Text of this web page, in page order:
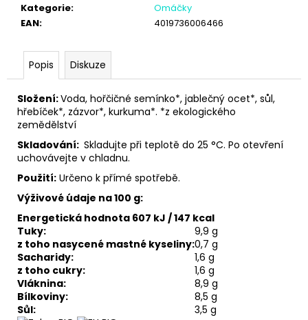
Kategorie:
Omáčky
EAN: 4019736006466
Popis Diskuze
Složení:Voda, hořčičné semínko*, jablečný ocet*, sůl,
hřebíček*, zázvor*, kurkuma*. *z ekologického
zemědělství
Skladování: Skladujte při teplotě do 25 °C. Po otevření
uchovávejte v chladnu.
Použití: Určeno k přímé spotřebě.
Výživové údaje na 100 g:
Energetická hodnota 607 kJ / 147 kcal
Tuky:
9,9 g
z toho nasycené mastné kyseliny:0,7 g
Sacharidy:
1,6 g
z toho cukry:
1,6 g
Vláknina:
8,9 g
Bílkoviny:
8,5 g
Sůl:
3,5 g
č
u
m